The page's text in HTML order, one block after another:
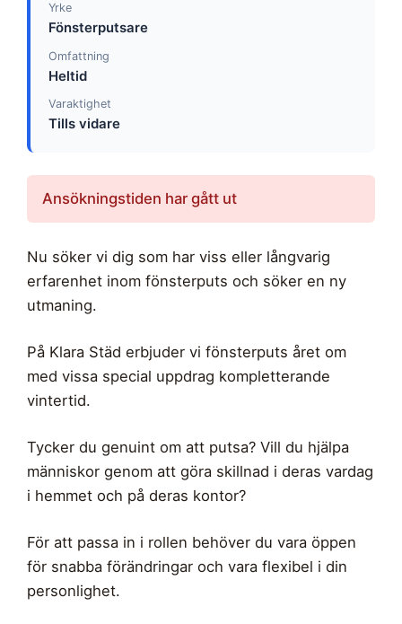
Yrke
Fönsterputsare
Omfattning
Heltid
Varaktighet
Tills vidare
Ansökningstiden har gått ut
Nu söker vi dig som har viss eller långvarig
erfarenhet inom fönsterputs och söker en ny
utmaning.
På Klara Städ erbjuder vi fönsterputs året om
med vissa special uppdrag kompletterande
vintertid.
Tycker du genuint om att putsa? Vill du hjälpa
människor genom att göra skillnad i deras vardag
i hemmet och på deras kontor?
För att passa in i rollen behöver du vara öppen
för snabba förändringar och vara flexibel i din
personlighet.